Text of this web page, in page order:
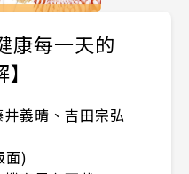
康每一天的
義晴、吉田宗弘
面)